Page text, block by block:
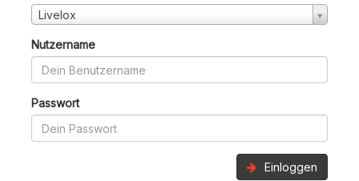
Livelox
Nutzername
Passwort
Einloggen